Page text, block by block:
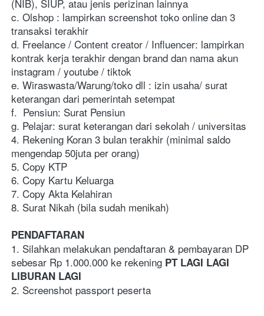
(NIB), SIUP, atau jenis perizinan lainnya
c. Olshop : lampirkan screenshot toko online dan 3
transaksi terakhir
d. Freelance / Content creator / Influencer: lampirkan
kontrak kerja terakhir dengan brand dan nama akun
instagram / youtube / tiktok
e. Wiraswasta/Warung/toko dll : izin usaha/ surat
keterangan dari pemerintah setempat
f.  Pensiun: Surat Pensiun
g. Pelajar: surat keterangan dari sekolah / universitas
4. Rekening Koran 3 bulan terakhir (minimal saldo
mengendap 50juta per orang)
5. Copy KTP
6. Copy Kartu Keluarga
7. Copy Akta Kelahiran
8. Surat Nikah (bila sudah menikah)
PENDAFTARAN
1. Silahkan melakukan pendaftaran & pembayaran DP
sebesar Rp 1.000.000 ke rekening PT LAGI LAGI
LIBURAN LAGI
2. Screenshot passport peserta